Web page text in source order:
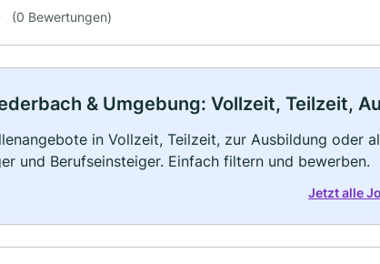
(0 Bewertungen)
& Umgebung: Vollzeit, Teilzeit,
in Vollzeit, Teilzeit, zur Ausbildung oder
und Berufseinsteiger. Einfach filtern und bewerben.
Jetzt alle